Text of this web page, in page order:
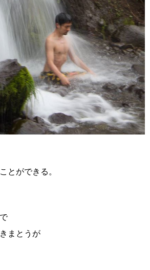
とができる。
まとうが